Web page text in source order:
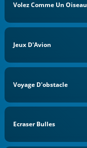
Volez Comme Un Oiseau
Jeux D'Avion
Voyage D'obstacle
Ecraser Bulles